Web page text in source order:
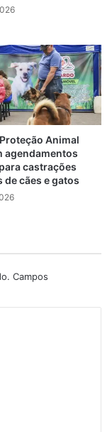
Animal
agendamentos
castrações
de cães e gatos
Campos